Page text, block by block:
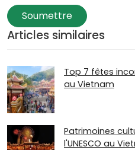
Soumettre
Articles similaires
Top 7 fêtes
au Vietnam
Patrimoines
l'UNESCO au